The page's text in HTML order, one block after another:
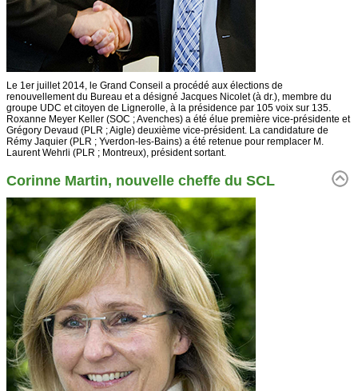
Le 1er juillet 2014, le Grand Conseil a procédé aux élections de
renouvellement du Bureau et a désigné Jacques Nicolet (à dr.), membre du
groupe UDC et citoyen de Lignerolle, à la présidence par 105 voix sur 135.
Roxanne Meyer Keller (SOC ; Avenches) a été élue première vice-présidente et
Grégory Devaud (PLR ; Aigle) deuxième vice-président. La candidature de
Rémy Jaquier (PLR ; Yverdon-les-Bains) a été retenue pour remplacer M.
Laurent Wehrli (PLR ; Montreux), président sortant.
Corinne Martin, nouvelle cheffe du SCL